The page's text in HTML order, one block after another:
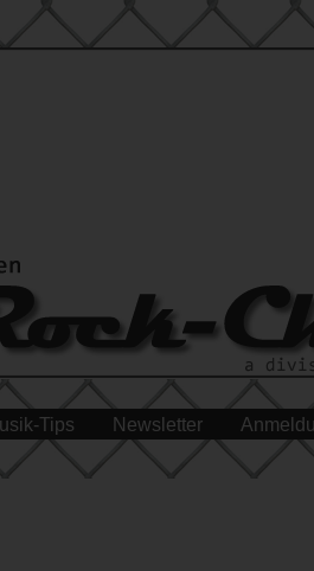
Tips Newsletter